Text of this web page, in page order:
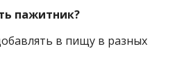
пажитник?
в пищу в разных